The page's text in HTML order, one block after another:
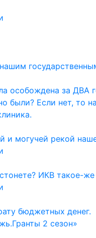
особождена за ДВА
были? Если нет, то
могучей рекой
ИКВ такое-
бюджетных денег.
2 сезон»